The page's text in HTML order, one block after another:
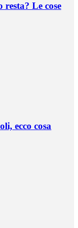
Le cose
ecco cosa